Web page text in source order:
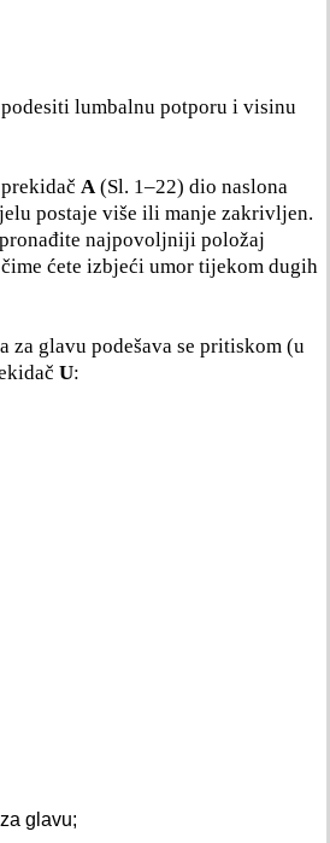
lumbalnu potporu i visinu
A(Sl. 1–22) dio naslona
postaje više ili manje zakrivljen.
najpovoljniji položaj
ćete izbjeći umor tijekom dugih
za glavu podešava se pritiskom (u
U:
glavu;